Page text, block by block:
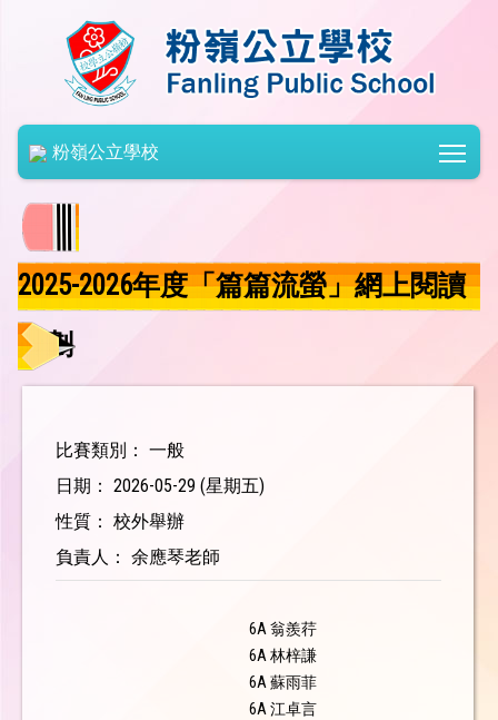
粉嶺公立學校
2025-2026年度「篇篇流螢」網上閱讀
計劃
比賽類別： 一般
日期： 2026-05-29 (星期五)
性質： 校外舉辦
負責人： 余應琴老師
6A 翁羨荇
6A 林梓謙
6A 蘇雨菲
6A 江卓言